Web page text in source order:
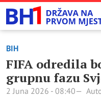
BIH
FIFA odredila
grupnu fazu
2 Juna 2026 - 08:40